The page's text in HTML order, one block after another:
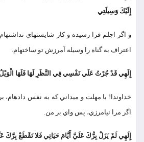
إِلَيْكَ وَسِيلَتِي
و اگر اجلم فرا رسيده و كار شايسته‏اي
اعتراف به گناه را وسيله آمرزش تو ساخته‏ام.
إِلَهِي قَدْ جُرْتُ عَلَي نَفْسِي فِي النَّظَرِ لَهَا فَلَهَا
خداوندا! با مهلت و ميداني كه به نفس
اگر مرا نيامرزي، پس واي بر من.
إِلَهِي لَمْ يَزَلْ بِرُّكَ عَلَيَّ أَيَّامَ حَيَاتِي فَلا تَقْطَعْ